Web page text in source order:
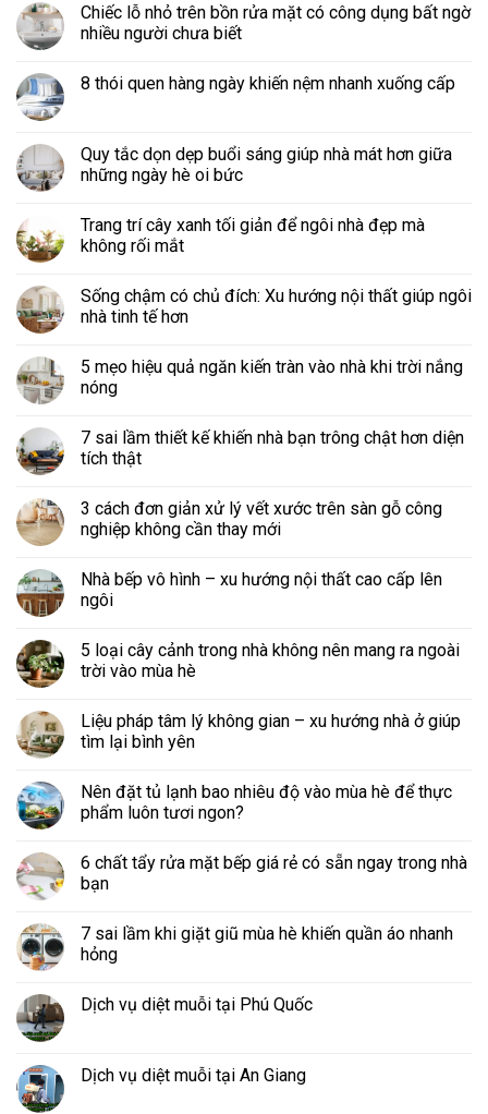
Chiếc lỗ nhỏ trên bồn rửa mặt có công dụng bất ngờ
nhiều người chưa biết
8 thói quen hàng ngày khiến nệm nhanh xuống cấp
Quy tắc dọn dẹp buổi sáng giúp nhà mát hơn giữa
những ngày hè oi bức
Trang trí cây xanh tối giản để ngôi nhà đẹp mà
không rối mắt
Sống chậm có chủ đích: Xu hướng nội thất giúp ngôi
nhà tinh tế hơn
5 mẹo hiệu quả ngăn kiến tràn vào nhà khi trời nắng
nóng
7 sai lầm thiết kế khiến nhà bạn trông chật hơn diện
tích thật
3 cách đơn giản xử lý vết xước trên sàn gỗ công
nghiệp không cần thay mới
Nhà bếp vô hình – xu hướng nội thất cao cấp lên
ngôi
5 loại cây cảnh trong nhà không nên mang ra ngoài
trời vào mùa hè
Liệu pháp tâm lý không gian – xu hướng nhà ở giúp
tìm lại bình yên
Nên đặt tủ lạnh bao nhiêu độ vào mùa hè để thực
phẩm luôn tươi ngon?
6 chất tẩy rửa mặt bếp giá rẻ có sẵn ngay trong nhà
bạn
7 sai lầm khi giặt giũ mùa hè khiến quần áo nhanh
hỏng
Dịch vụ diệt muỗi tại Phú Quốc
Dịch vụ diệt muỗi tại An Giang